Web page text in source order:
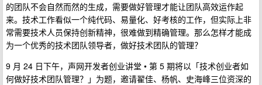
的团队不会自然而然的生成，需要做好管理才能让团队高效运作起
来。技术工作看似一个纯代码、易量化、好考核的工作，但实际上非
常需要技术人员保持创新精神，很难做到精确管理。那么怎样才能成
为一个优秀的技术团队领导者，做好技术团队的管理？
9 月 24 日下午，声网开发者创业讲堂 • 第 5 期将以「技术创业者如
何做好技术团队管理？」为题，邀请翟佳、杨帆、史海峰三位资深的